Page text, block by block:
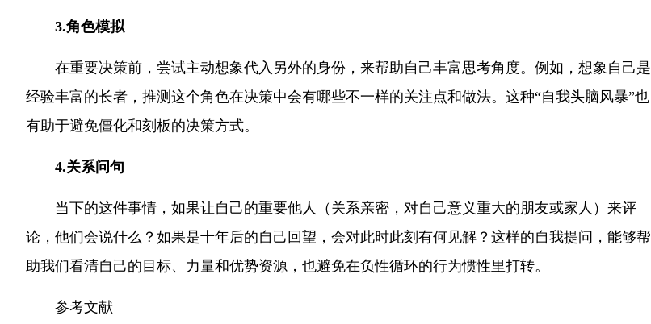
3.角色模拟
在重要决策前，尝试主动想象代入另外的身份，来帮助自己丰富思考角度。例如，想象自己是
经验丰富的长者，推测这个角色在决策中会有哪些不一样的关注点和做法。这种“自我头脑风暴”也
有助于避免僵化和刻板的决策方式。
4.关系问句
当下的这件事情，如果让自己的重要他人（关系亲密，对自己意义重大的朋友或家人）来评
论，他们会说什么？如果是十年后的自己回望，会对此时此刻有何见解？这样的自我提问，能够帮
助我们看清自己的目标、力量和优势资源，也避免在负性循环的行为惯性里打转。
参考文献